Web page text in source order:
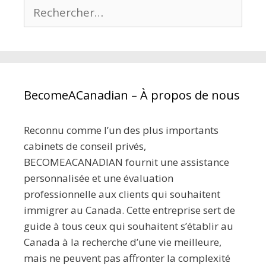
Rechercher :
BecomeACanadian – À propos de nous
Reconnu comme l’un des plus importants
cabinets de conseil privés,
BECOMEACANADIAN fournit une assistance
personnalisée et une évaluation
professionnelle aux clients qui souhaitent
immigrer au Canada. Cette entreprise sert de
guide à tous ceux qui souhaitent s’établir au
Canada à la recherche d’une vie meilleure,
mais ne peuvent pas affronter la complexité